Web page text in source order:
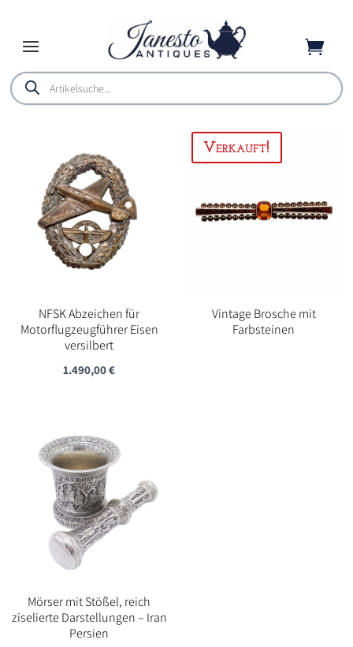

Products
search
NFSK Abzeichen für
Motorflugzeugführer Eisen
versilbert
1.490,00€
Vintage Brosche mit
Farbsteinen
Mörser mit Stößel, reich
ziselierte Darstellungen – Iran
Persien